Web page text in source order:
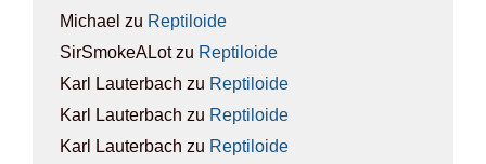
Michael zu Rep­ti­lo­ide
SirSmokeALotzu Rep­ti­lo­ide
Karl Lauterbach zu Rep­ti­lo­ide
Karl Lauterbach zu Rep­ti­lo­ide
Karl Lauterbach zu Rep­ti­lo­ide